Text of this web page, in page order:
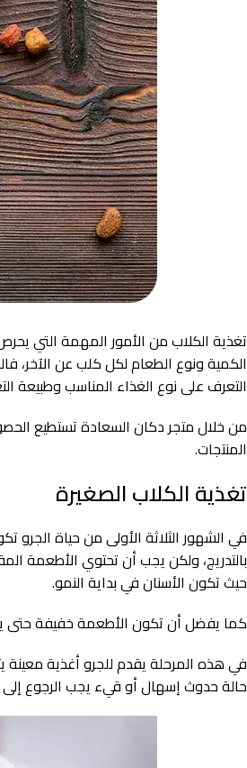
تغذية الكلاب من الأمور المهمة التي
الكمية ونوع الطعام لكل كلب عن الآخر،
التعرف على نوع الغذاء المناسب وطبيعة
من خلال متجر دكان السعادة تستطيع
المنتجات.
تغذية الكلاب الصغيرة
في الشهور الثلاثة الأولى من حياة الجرو
بالتدريج، ولكن يجب أن تحتوي الأطعمة
حيث تكون الأسنان في بداية النمو.
كما يفضل أن تكون الأطعمة خفيفة حتى
في هذه المرحلة يقدم للجرو أغذية معينة
حالة حدوث إسهال أو قيء يجب الرجوع